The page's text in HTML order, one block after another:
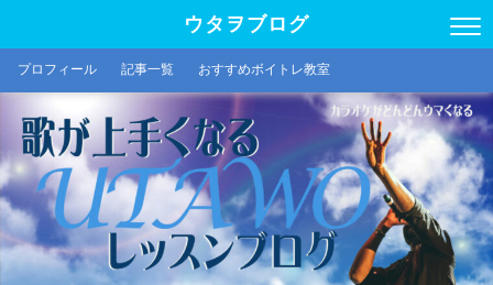
ウタヲブログ
プロフィール 記事一覧 おすすめボイトレ教室